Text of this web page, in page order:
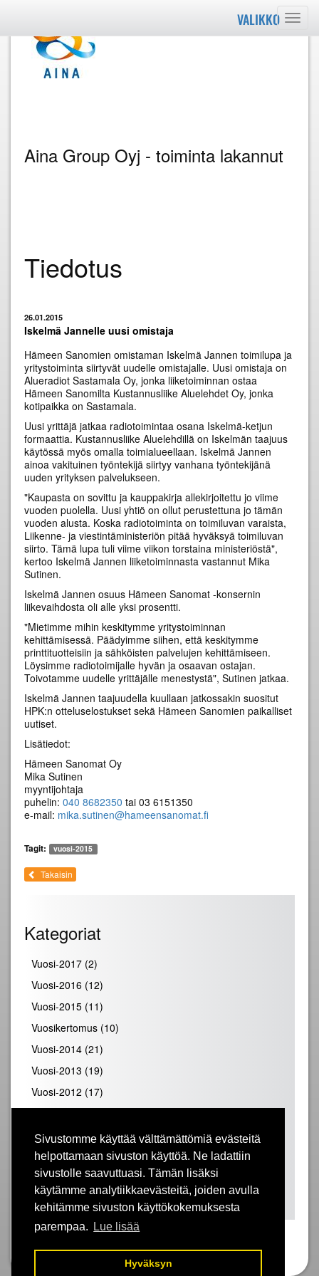
Sivustomme käyttää välttämättömiä evästeitä
helpottamaan sivuston käyttöä. Ne ladattiin
sivustolle saavuttuasi. Tämän lisäksi
käytämme analytiikkaevästeitä, joiden avulla
kehitämme sivuston käyttökokemuksesta
parempaa.
Lue lisää
Hyväksyn
Aina Group Oyj - toiminta lakannut
VALIKKO
Tiedotus
26.01.2015
Iskelmä Jannelle uusi omistaja
Hämeen Sanomien omistaman Iskelmä Jannen toimilupa ja
yritystoiminta siirtyvät uudelle omistajalle. Uusi omistaja on
Alueradiot Sastamala Oy, jonka liiketoiminnan ostaa
Hämeen Sanomilta Kustannusliike Aluelehdet Oy, jonka
kotipaikka on Sastamala.
Uusi yrittäjä jatkaa radiotoimintaa osana Iskelmä-ketjun
formaattia. Kustannusliike Aluelehdillä on Iskelmän taajuus
käytössä myös omalla toimialueellaan. Iskelmä Jannen
ainoa vakituinen työntekijä siirtyy vanhana työntekijänä
uuden yrityksen palvelukseen.
"Kaupasta on sovittu ja kauppakirja allekirjoitettu jo viime
vuoden puolella. Uusi yhtiö on ollut perustettuna jo tämän
vuoden alusta. Koska radiotoiminta on toimiluvan varaista,
Liikenne- ja viestintäministeriön pitää hyväksyä toimiluvan
siirto. Tämä lupa tuli viime viikon torstaina ministeriöstä",
kertoo Iskelmä Jannen liiketoiminnasta vastannut Mika
Sutinen.
Iskelmä Jannen osuus Hämeen Sanomat -konsernin
liikevaihdosta oli alle yksi prosentti.
"Mietimme mihin keskitymme yritystoiminnan
kehittämisessä. Päädyimme siihen, että keskitymme
printtituotteisiin ja sähköisten palvelujen kehittämiseen.
Löysimme radiotoimijalle hyvän ja osaavan ostajan.
Toivotamme uudelle yrittäjälle menestystä", Sutinen jatkaa.
Iskelmä Jannen taajuudella kuullaan jatkossakin suositut
HPK:n otteluselostukset sekä Hämeen Sanomien paikalliset
uutiset.
Lisätiedot:
Hämeen Sanomat Oy
Mika Sutinen
myyntijohtaja
puhelin: 040 8682350 tai 03 6151350
e-mail: mika.sutinen@hameensanomat.fi
Tagit: vuosi-2015
Takaisin
Kategoriat
Vuosi-2017 (2)
Vuosi-2016 (12)
Vuosi-2015 (11)
Vuosikertomus (10)
Vuosi-2014 (21)
Vuosi-2013 (19)
Vuosi-2012 (17)
Vuosi-2010(28)
Vuosi-2009(25)
Vuosi-2008 (31)
Vuosi-2007(39)